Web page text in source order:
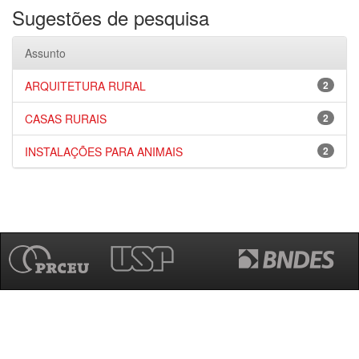
Sugestões de pesquisa
Assunto
2
ARQUITETURA RURAL
2
CASAS RURAIS
2
INSTALAÇÕES PARA ANIMAIS